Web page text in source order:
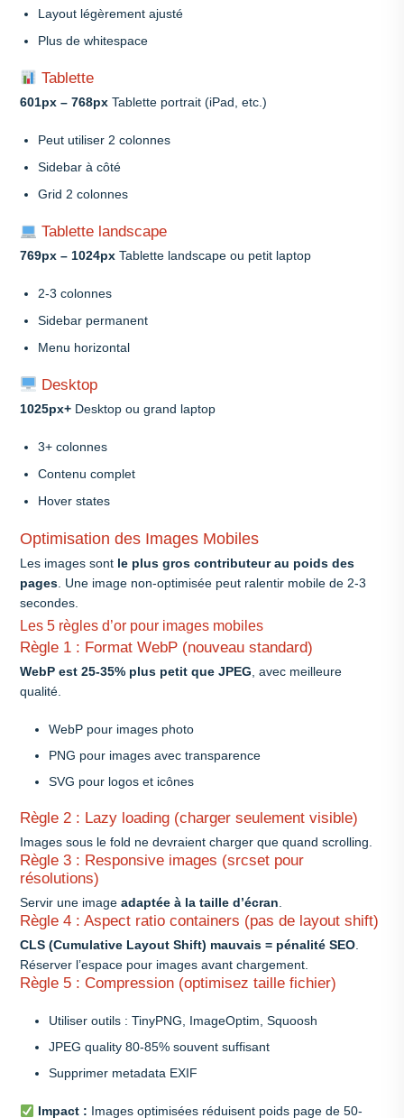
Layout légèrement ajusté
Plus de whitespace
Tablette
601px – 768px Tablette portrait (iPad, etc.)
Peut utiliser 2 colonnes
Sidebar à côté
Grid 2 colonnes
Tablette landscape
769px – 1024px Tablette landscape ou petit laptop
2-3 colonnes
Sidebar permanent
Menu horizontal
Desktop
1025px+ Desktop ou grand laptop
3+ colonnes
Contenu complet
Hover states
Optimisation des Images Mobiles
Les images sont le plus gros contributeur au poids des
pages. Une image non-optimisée peut ralentir mobile de 2-3
secondes.
Les 5 règles d’or pour images mobiles
Règle 1 : Format WebP (nouveau standard)
WebP est 25-35% plus petit que JPEG, avec meilleure
qualité.
WebP pour images photo
PNG pour images avec transparence
SVG pour logos et icônes
Règle 2 : Lazy loading (charger seulement visible)
Images sous le fold ne devraient charger que quand scrolling.
Règle 3 : Responsive images (srcset pour
résolutions)
Servir une image adaptée à la taille d’écran.
Règle 4 : Aspect ratio containers (pas de layout shift)
CLS (Cumulative Layout Shift) mauvais = pénalité SEO.
Réserver l’espace pour images avant chargement.
Règle 5 : Compression (optimisez taille fichier)
Utiliser outils : TinyPNG, ImageOptim, Squoosh
JPEG quality 80-85% souvent suffisant
Supprimer metadata EXIF
Impact : Images optimisées réduisent poids page de 50-